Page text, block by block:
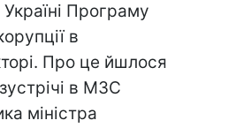
Програму
в
Про це йшлося
в МЗС
міністра